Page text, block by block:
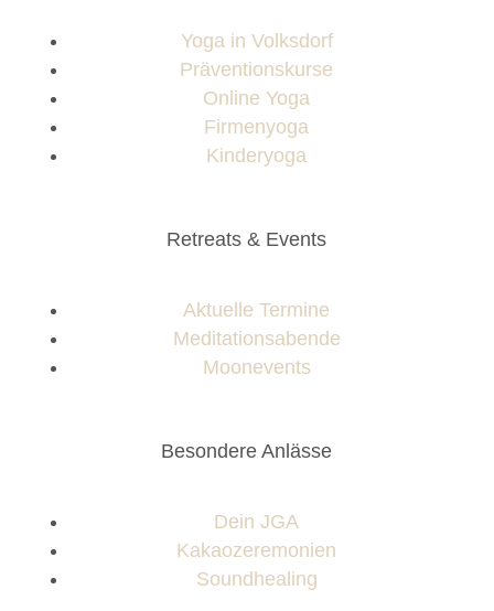
Yoga in Volksdorf
Präventionskurse
Online Yoga
Firmenyoga
Kinderyoga
Retreats & Events
Aktuelle Termine
Meditationsabende
Moonevents
Besondere Anlässe
Dein JGA
Kakaozeremonien
Soundhealing